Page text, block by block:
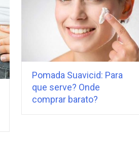
Pomada Suavicid: Para
que serve? Onde
comprar barato?